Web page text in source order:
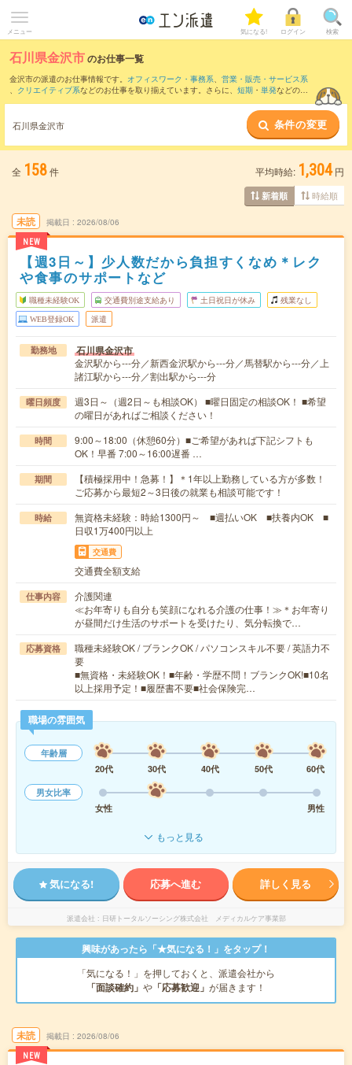
メニュー 気になる! ログイン 検索
石川県金沢市のお仕事一覧
金沢市の派遣のお仕事情報です。 オフィスワーク・事務系、 営業・販売・サービス系
、 クリエイティブ系などのお仕事を取り揃えています。さらに、 短期 ・ 単発などの期
また、白山市・ など隣接エリアのお仕事もご確認いただけます。
石川県金沢市 条件の変更
全 158件 平均時給: 1,304 円
新着順 時給順
未読
NEW
掲載日 2026/08/06
【週3日～】少人数だから負担すくなめ＊レク
や食事のサポートなど
職種未経験OK 交通費別途支給あり 土日祝日が休み 残業なし
WEB登録OK 派遣
勤務地 石川県金沢市
金沢駅から---分／新西金沢駅から---分／馬替駅から---分／上
諸江駅から---分／割出駅から---分
曜日頻度
週3日～（週2日～も相談OK） ■曜日固定の相談OK！ ■希望
の曜日があればご相談ください！
時間
9:00～18:00（休憩60分）■ご希望があれば下記シフトも
OK！早番 7:00～16:00遅番 …
期間
【積極採用中！急募！】＊1年以上勤務している方が多数！
ご応募から最短2～3日後の就業も相談可能です！
時給
無資格未経験：時給1300円～ ■週払いOK ■扶養内OK ■
日収1万400円以上
交通費
交通費全額支給
仕事内容
介護関連
≪お年寄りも自分も笑顔になれる介護の仕事！≫＊お年寄り
が昼間だけ生活のサポートを受けたり、気分転換で…
応募資格
職種未経験OK / ブランクOK / パソコンスキル不要 / 英語力不
要
■無資格・未経験OK！■年齢・学歴不問！ブランクOK!■10名
以上採用予定！■履歴書不要■社会保険完…
職場の雰囲気
年齢層
20代
30代 40代 50代
60代
男女比率
女性
男性
もっと見る
気になる! 応募へ進む 詳しく見る
派遣会社 日研トータルソーシング株式会社 メディカルケア事業部
興味があったら「★気になる！」をタップ！
「気になる！」を押しておくと、派遣会社から
「面談確約」 や 「応募歓迎」 が届きます！
未読
NEW
掲載日 2026/08/06